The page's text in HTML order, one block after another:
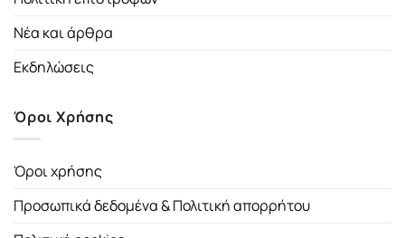
Νέα και άρθρα
Εκδηλώσεις
Όροι Χρήσης
Όροι χρήσης
Προσωπικά δεδομένα & Πολιτική απορρήτου